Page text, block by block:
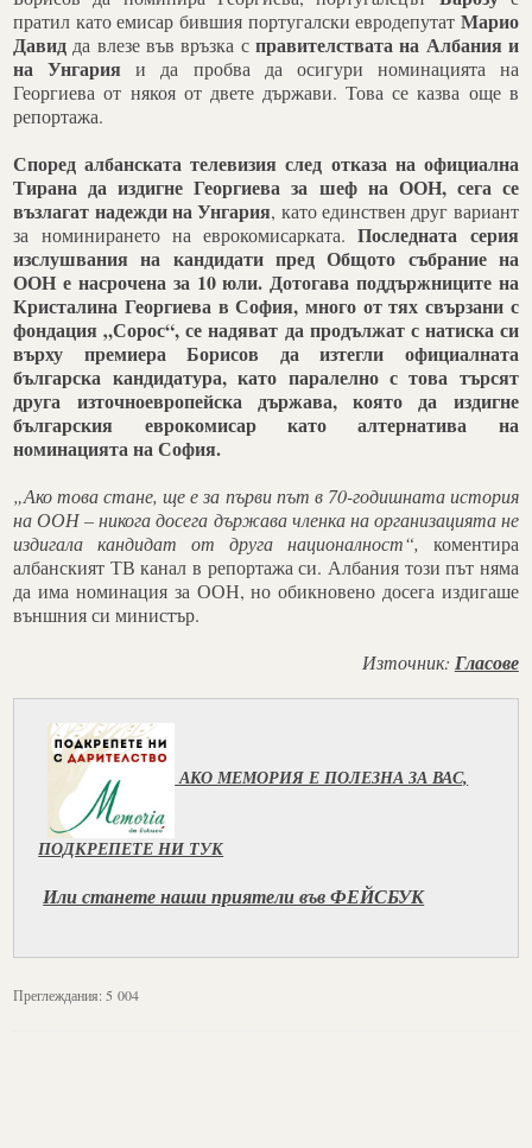
пратил като емисар бившия португалски евродепутат Марио
Давид да влезе във връзка с правителствата на Албания и
на Унгария и да пробва да осигури номинацията на
Георгиева от някоя от двете държави. Това се казва още в
репортажа.
Според албанската телевизия след отказа на официална
Тирана да издигне Георгиева за шеф на ООН, сега се
възлагат надежди на Унгария, като единствен друг вариант
за номинирането на еврокомисарката.Последната серия
изслушвания на кандидати пред Общото събрание на
ООН е насрочена за 10 юли. Дотогава поддържниците на
Кристалина Георгиева в София, много от тях свързани с
фондация „Сорос“, се надяват да продължат с натиска си
върху премиера Борисов да изтегли официалната
българска кандидатура, като паралелно с това търсят
друга източноевропейска държава, която да издигне
българския еврокомисар като алтернатива на
номинацията на София.
„Ако това стане, ще е за първи път в 70-годишната история
на ООН – никога досега държава членка на организацията не
издигала кандидат от друга националност“, коментира
албанският ТВ канал в репортажа си. Албания този път няма
да има номинация за ООН, но обикновено досега издигаше
външния си министър.
Източник: Гласове
АКО МЕМОРИЯ Е ПОЛЕЗНА ЗА ВАС,
ПОДКРЕПЕТЕ НИ ТУК
Или станете наши приятели във ФЕЙСБУК
Преглеждания: 5 004